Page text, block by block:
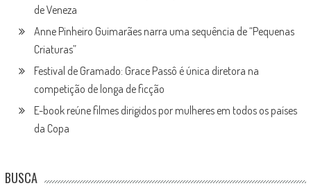
de Veneza
Anne Pinheiro Guimarães narra uma sequência de “Pequenas
Criaturas”
Festival de Gramado: Grace Passô é única diretora na
competição de longa de ficção
E-book reúne filmes dirigidos por mulheres em todos os países
da Copa
BUSCA